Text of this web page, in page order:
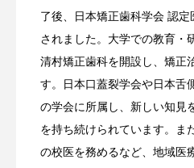
了後、日本矯正歯科学会 認
されました。大学での教育・
清村矯正歯科を開設し、矯正
す。日本口蓋裂学会や日本舌
の学会に所属し、新しい知見
を持ち続けられています。ま
の校医を務めるなど、地域医